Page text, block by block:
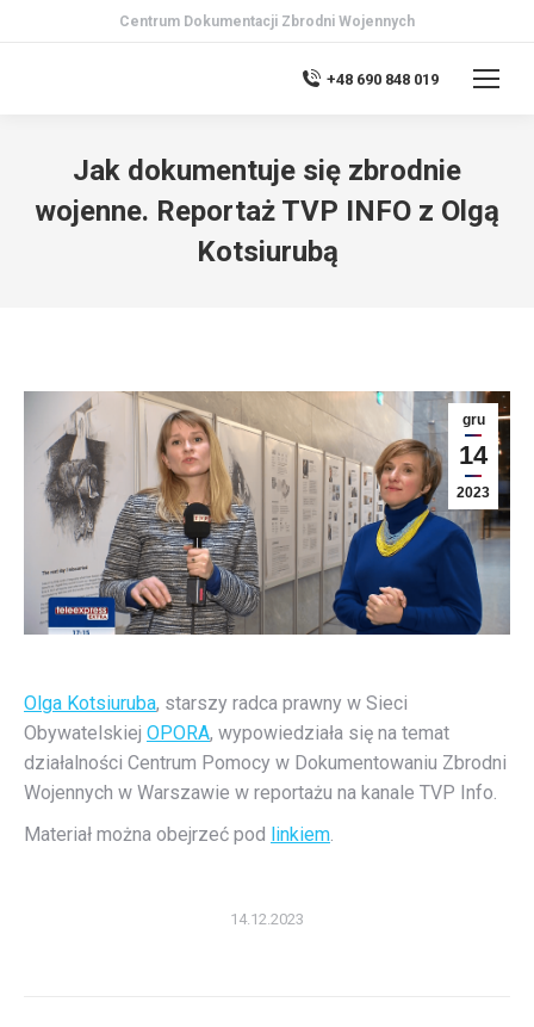
Centrum Dokumentacji Zbrodni Wojennych
+48 690 848 019
Jak dokumentuje się zbrodnie
wojenne. Reportaż TVP INFO z Olgą
Kotsiurubą
gru
14
2023
Olga Kotsiuruba, starszy radca prawny w Sieci
Obywatelskiej OPORA, wypowiedziała się na temat
działalności Centrum Pomocy w Dokumentowaniu Zbrodni
Wojennych w Warszawie w reportażu na kanale TVP Info.
Materiał można obejrzeć pod linkiem.
14.12.2023